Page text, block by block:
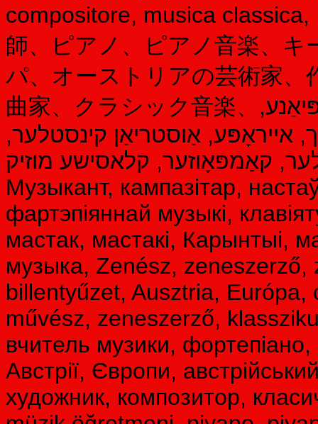
compositore, musica
師、ピアノ、ピアノ音楽、
パ、オーストリアの芸術家
曲家、クラシック音楽、קלעזמער, קאַמפּאָוזער, מוזיק לערער, פּיאַנע,
אייראָפּע, אַוסטריאַן קינסטלער,
קאַמפּאָוזער, קלאסישע מוזיק,
Музыкант, кампазітар,
фартэпіяннай музыкі,
мастак, мастакі, Карынтыі,
музыка, Zenész,
billentyűzet, Ausztria,
művész, zeneszerző,
вчитель музики, фортепіано,
Австрії, Європи,
художник, композитор,